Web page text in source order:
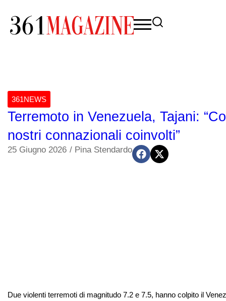
361NEWS
Terremoto in Venezuela, Tajani:
nostri connazionali coinvolti”
25 Giugno 2026 / Pina Stendardo
Due violenti terremoti di magnitudo 7.2 e 7.5, hanno colpito il